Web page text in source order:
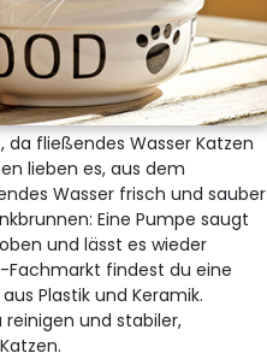
fließendes Wasser Katzen
lieben es, aus dem
Wasser frisch und sauber
Eine Pumpe saugt
und lässt es wieder
Fachmarkt findest du eine
Plastik und Keramik.
und stabiler,